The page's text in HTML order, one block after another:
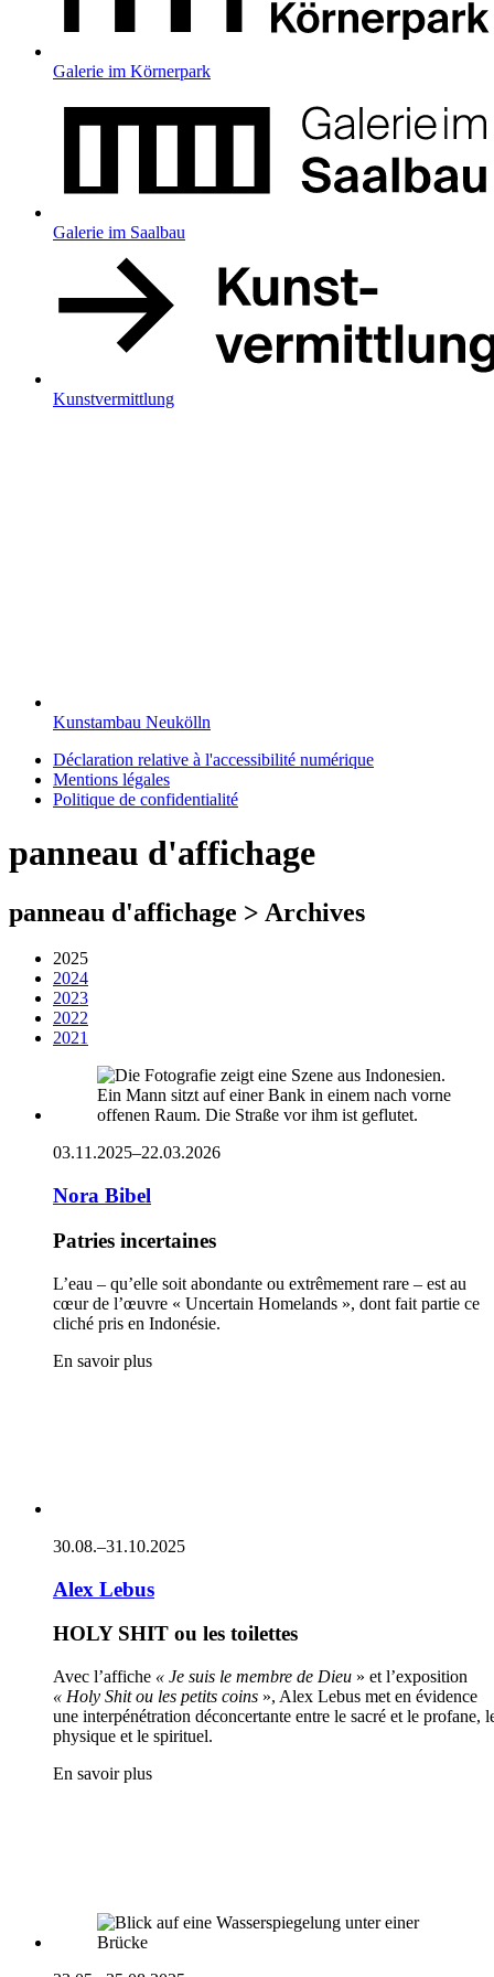
Galerie im Körnerpark
Galerie im Saalbau
Kunstvermittlung
Kunstambau Neukölln
Déclaration relative à l'accessibilité numérique
Mentions légales
Politique de confidentialité
panneau d'affichage
panneau d'affichage > Archives
2025
2024
2023
2022
2021
03.11.2025–22.03.2026
Nora Bibel
Patries incertaines
L’eau – qu’elle soit abondante ou extrêmement rare – est au
cœur de l’œuvre « Uncertain Homelands », dont fait partie ce
cliché pris en Indonésie.
En savoir plus
30.08.–31.10.2025
Alex Lebus
HOLY SHIT ou les toilettes
Avec l’affiche « Je suis le membre de Dieu » et l’exposition
« Holy Shit ou les petits coins », Alex Lebus met en évidence
une interpénétration déconcertante entre le sacré et le profane,
physique et le spirituel.
En savoir plus